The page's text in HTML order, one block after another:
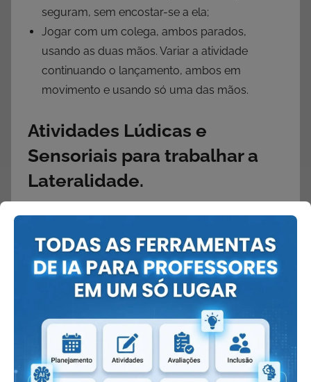
seguram, sem encostar-se a ela;
Jogar com um colega, ambos parados,
usando as duas mãos. Variar a atividade
continuando o lançamento, ambos em
movimento e usando só uma das mãos.
Atividades Lúdicas e
Sensoriais para trabalhar a
Lateralidade.
Atividades lúdicas e sensoriais são utilizadas para
ajudar a criança a explorar de forma divertida a si
mesmo e o mundo ao seu redor. Os primeiros
anos de vida oferecem novas experiências para
que sejam estimulados todos os sentidos: a
visão, a audição, o tato, o olfato e o paladar.
Portanto, estimulá-los faz parte do
desenvolvimento da criança.